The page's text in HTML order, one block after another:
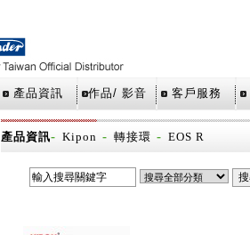
產品資訊 作品/ 影音 客戶服務
產品資訊- Kipon - 轉接環 - EOS R